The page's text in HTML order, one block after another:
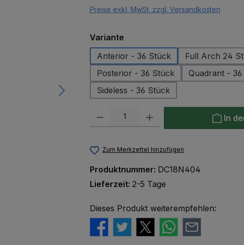
Preise exkl. MwSt. zzgl. Versandkosten
Varianteauswählen
Anterior - 36 Stück
Full Arch 24
Posterior - 36 Stück
Quadrant -
Sideless - 36 Stück
Produkt Anzahl: Gib den gewünschten Wert
In
Zum Merkzettel hinzufügen
Produktnummer: DC18N404
Lieferzeit: 2-5 Tage
Dieses Produkt weiterempfehlen: